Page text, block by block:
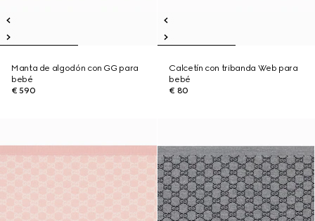
Manta de algodón con GG para
bebé
€ 590
Calcetín con tribanda Web para
bebé
€ 80